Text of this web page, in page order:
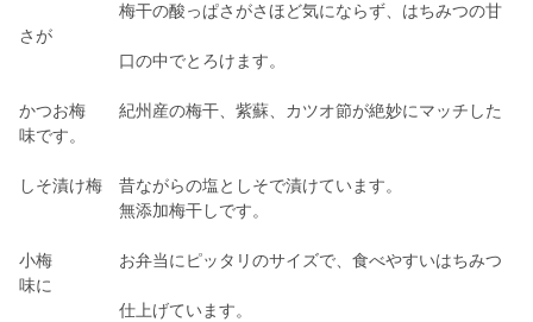
梅干の酸っぱさがさほど気にならず、はちみつの甘
さが
口の中でとろけます。
かつお梅 紀州産の梅干、紫蘇、カツオ節が絶妙にマッチした
味です。
しそ漬け梅 昔ながらの塩としそで漬けています。
無添加梅干しです。
小梅 お弁当にピッタリのサイズで、食べやすいはちみつ
味に
仕上げています。